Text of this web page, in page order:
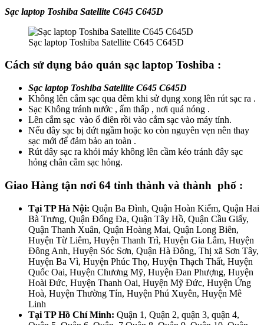
Sạc laptop Toshiba Satellite C645 C645D
Sạc laptop Toshiba Satellite C645 C645D
Cách sử dụng bảo quản sạc laptop Toshiba :
Sạc laptop Toshiba Satellite C645 C645D
Không lên cắm sạc qua đêm khi sử dụng xong lên rút sạc ra .
Sạc Không tránh nước , ẩm thấp , nơi quá nóng .
Lên cắm sạc vào ổ điên rồi vào cắm sạc vào máy tính.
Nếu dây sạc bị đứt ngầm hoặc ko còn nguyên vẹn nên thay
sạc mới để đảm bảo an toàn .
Rút dây sạc ra khỏi máy không lên cầm kéo tránh đây sạc
hỏng chân cắm sạc hỏng.
Giao Hàng tận nơi 64 tỉnh thành và thành phố :
Tại TP Hà Nội: Quận Ba Đình, Quận Hoàn Kiếm, Quận Hai
Bà Trưng, Quận Đống Đa, Quận Tây Hồ, Quận Cầu Giấy,
Quận Thanh Xuân, Quận Hoàng Mai, Quận Long Biên,
Huyện Từ Liêm, Huyện Thanh Trì, Huyện Gia Lâm, Huyện
Đông Anh, Huyện Sóc Sơn, Quận Hà Đông, Thị xã Sơn Tây,
Huyện Ba Vì, Huyện Phúc Thọ, Huyện Thạch Thất, Huyện
Quốc Oai, Huyện Chương Mỹ, Huyện Đan Phượng, Huyện
Hoài Đức, Huyện Thanh Oai, Huyện Mỹ Đức, Huyện Ứng
Hoà, Huyện Thường Tín, Huyện Phú Xuyên, Huyện Mê
Linh
Tại TP Hồ Chí Minh: Quận 1, Quận 2, quận 3, quận 4,